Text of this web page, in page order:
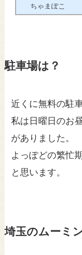
ちゃまぽこ
駐車場は？
近くに無料の駐
私は日曜日のお
がありました。
よっぽどの繁忙
と思います。
埼玉のムーミ